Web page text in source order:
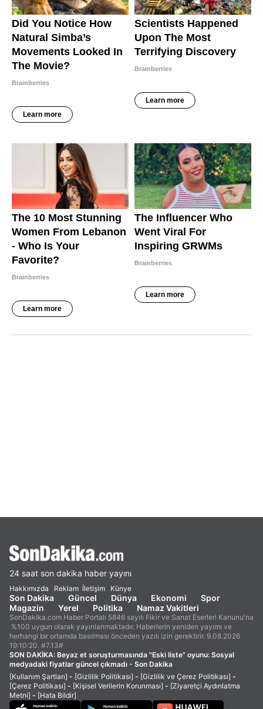
24 saat son dakika haber yayını
Hakkımızda Reklam İletişim Künye
Son Dakika Güncel Dünya Ekonomi
Spor
Magazin
Yerel Politika Namaz Vakitleri
SonDakika.com Haber Portalı 5846 sayılı Fikir ve Sanat Eserleri Kanunu'na
%100 uygun olarak yayınlanmaktadır. Haberlerin yeniden yayımı ve
herhangi bir ortamda basılması önceden yazılı izin gerektirir. 9.08.2026
19:10:20. #7.13#
SON DAKİKA: Beyaz et soruşturmasında "Eski liste" oyunu: Sosyal
medyadaki fiyatlar güncel çıkmadı - Son Dakika
[Kullanım Şartları] - [Gizlilik Politikası] - [Gizlilik ve Çerez Politikası] -
[Çerez Politikası] - [Kişisel Verilerin Korunması] - [Ziyaretçi Aydınlatma
Metni] - [Hata Bildir]